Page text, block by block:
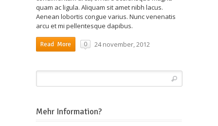
quam ac ligula. Aliquam sit amet nibh lacus.
Aenean lobortis congue varius. Nunc venenatis
arcu et mi pellentesque dapibus.
Read More 0 24 november, 2012
Mehr Information?